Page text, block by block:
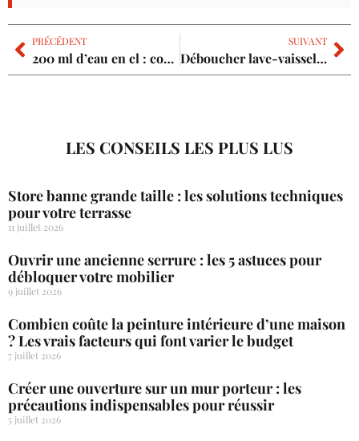
PRÉCÉDENT
200 ml d’eau en cl : comment convertir facilement cette mesure ?
SUIVANT
Déboucher lave-vaisselle : les nouvelles solutions écologiques à tester
LES CONSEILS LES PLUS LUS
Store banne grande taille : les solutions techniques
pour votre terrasse
11 juillet 2026
Ouvrir une ancienne serrure : les 5 astuces pour
débloquer votre mobilier
9 juillet 2026
Combien coûte la peinture intérieure d’une maison
? Les vrais facteurs qui font varier le budget
7 juillet 2026
Créer une ouverture sur un mur porteur : les
précautions indispensables pour réussir
5 juillet 2026